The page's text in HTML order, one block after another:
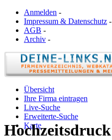
Anmelden -
Impressum & Datenschutz -
AGB -
Archiv -
Übersicht
Ihre Firma eintragen
Live-Suche
Erweiterte-Suche
Karte
Hochzeitsdruck